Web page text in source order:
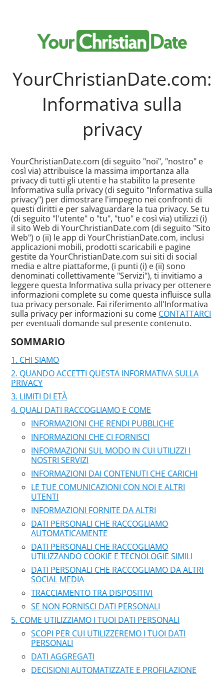
YourChristianDate.com:
Informativa sulla
privacy
YourChristianDate.com (di seguito "noi", "nostro" e
così via) attribuisce la massima importanza alla
privacy di tutti gli utenti e ha stabilito la presente
Informativa sulla privacy (di seguito "Informativa sulla
privacy") per dimostrare l'impegno nei confronti di
questi diritti e per salvaguardare la tua privacy. Se tu
(di seguito "l'utente" o "tu", "tuo" e così via) utilizzi (i)
il sito Web di YourChristianDate.com (di seguito "Sito
Web") o (ii) le app di YourChristianDate.com, inclusi
applicazioni mobili, prodotti scaricabili e pagine
gestite da YourChristianDate.com sui siti di social
media e altre piattaforme, (i punti (i) e (ii) sono
denominati collettivamente "Servizi"), ti invitiamo a
leggere questa Informativa sulla privacy per ottenere
informazioni complete su come questa influisce sulla
tua privacy personale. Fai riferimento all'Informativa
sulla privacy per informazioni su come CONTATTARCI
per eventuali domande sul presente contenuto.
SOMMARIO
CHI SIAMO
QUANDO ACCETTI QUESTA INFORMATIVA SULLA
PRIVACY
LIMITI DI ETÀ
QUALI DATI RACCOGLIAMO E COME
INFORMAZIONI CHE RENDI PUBBLICHE
INFORMAZIONI CHE CI FORNISCI
INFORMAZIONI SUL MODO IN CUI UTILIZZI I
NOSTRI SERVIZI
INFORMAZIONI DAI CONTENUTI CHE CARICHI
LE TUE COMUNICAZIONI CON NOI E ALTRI
UTENTI
INFORMAZIONI FORNITE DA ALTRI
DATI PERSONALI CHE RACCOGLIAMO
AUTOMATICAMENTE
DATI PERSONALI CHE RACCOGLIAMO
UTILIZZANDO COOKIE E TECNOLOGIE SIMILI
DATI PERSONALI CHE RACCOGLIAMO DA ALTRI
SOCIAL MEDIA
TRACCIAMENTO TRA DISPOSITIVI
SE NON FORNISCI DATI PERSONALI
COME UTILIZZIAMO I TUOI DATI PERSONALI
SCOPI PER CUI UTILIZZEREMO I TUOI DATI
PERSONALI
DATI AGGREGATI
DECISIONI AUTOMATIZZATE E PROFILAZIONE